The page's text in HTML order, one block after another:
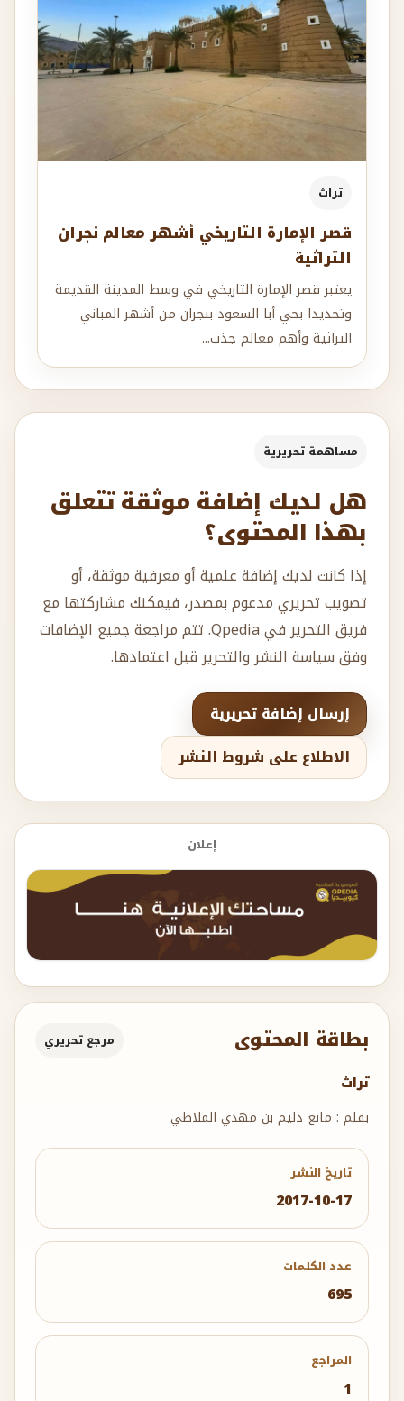
بطاقة المحتوى مرجع تحريري
تراث
بقلم : مانع دليم بن مهدي الملاطي
تاريخ النشر
2017-10-17
عدد الكلمات
695
المراجع
1
تراث
قصر الإمارة التاريخي أشهر معالم نجران
التراثية
يعتبر قصر الإمارة التاريخي في وسط المدينة القديمة
وتحديدا بحي أبا السعود بنجران من أشهر المباني
التراثية وأهم معالم جذب...
مساهمة تحريرية
هل لديك إضافة موثقة تتعلق
بهذا المحتوى؟
إذا كانت لديك إضافة علمية أو معرفية موثقة، أو
تصويب تحريري مدعوم بمصدر، فيمكنك مشاركتها مع
فريق التحرير في Qpedia. تتم مراجعة جميع الإضافات
وفق سياسة النشر والتحرير قبل اعتمادها.
إرسال إضافة تحريرية
الاطلاع على شروط النشر
إعلان